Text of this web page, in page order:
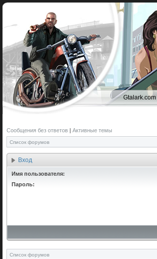
Gtalark.com
Сообщения без ответов | Активные темы
Список форумов
Вход
Имя пользователя:
Пароль:
Список форумов